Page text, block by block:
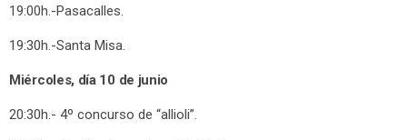
19:00h.-Pasacalles.
19:30h.-Santa Misa.
Miércoles, día 10 de junio
20:30h.- 4º concurso de “allioli”.